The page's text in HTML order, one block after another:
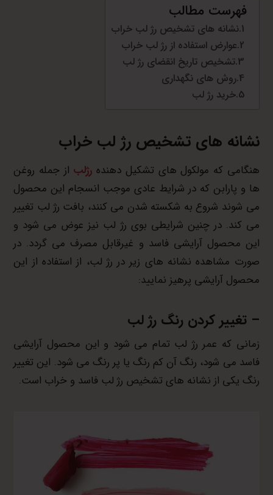
فهرست مطالب
نشانه های تشخیص رژ لب خراب
عوارض استفاده از رژ لب خراب
تشخیص تاریخ انقضای رژ لب
روش های نگهداری
خرید رژ لب
نشانه های تشخیص رژ لب خراب
هنگامی که مولکول های تشکیل دهنده رژلب از جمله روغن
ها و پارابن که در شرایط عادی موجب انسجام این محصول
می شوند شروع به شکسته شدن می کنند، بافت رژ لب تغییر
می کند. در چنین شرایطی بوی رژ لب نیز عوض می شود و
این محصول آرایشی فاسد و غیرقابل مصرف می گردد. در
صورت مشاهده نشانه های زیر در رژ لب، از استفاده از این
محصول آرایشی پرهیز نمایید:
– تغییر کردن رنگ رژ لب
زمانی که عمر رژ لب تمام می شود و این محصول آرایشی
فاسد می شود، رنگ آن کم رنگ یا پر رنگ می شود. این تغییر
رنگ یکی از نشانه های تشخیص رژ لب فاسد و خراب است.